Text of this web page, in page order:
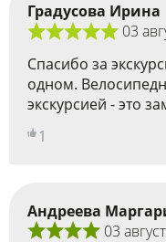
Градусова Ирина
03
Спасибо за
одном.
экскурсией - это
1
Андреева
03